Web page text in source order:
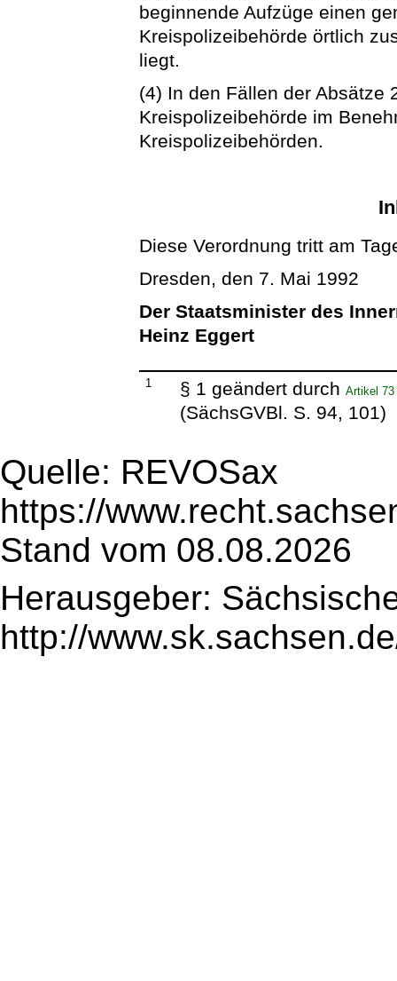
beginnende Aufzüge einen
Kreispolizeibehörde örtlich
liegt.
(4) In den Fällen der Absätze
Kreispolizeibehörde im
Kreispolizeibehörden.
Diese Verordnung tritt am
Dresden, den 7. Mai 1992
Der Staatsminister des
Heinz Eggert
1 § 1 geändert durch Artikel 73
(SächsGVBl. S. 94, 101)
Quelle: REVOSax
https://
Stand vom 08.08.2026
Herausgeber:
http://